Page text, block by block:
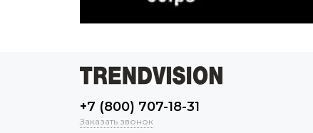
+7 (800) 707-18-31
Заказать звонок